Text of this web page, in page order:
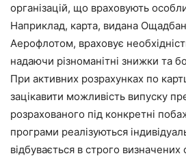
організацій, що враховують
Наприклад, карта, видана
Аерофлотом, враховує
надаючи різноманітні знижки та
При активних розрахунках по
зацікавити можливість випуску
розрахованого під конкретні
програми реалізуються
відбувається в строго